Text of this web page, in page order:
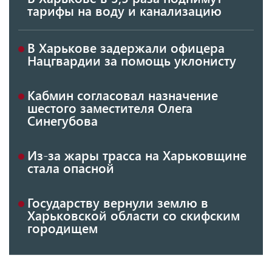
тарифы на воду и канализацию
В Харькове задержали офицера
Нацгвардии за помощь уклонисту
Кабмин согласовал назначение
шестого заместителя Олега
Синегубова
Из-за жары трасса на Харьковщине
стала опасной
Государству вернули землю в
Харьковской области со скифским
городищем